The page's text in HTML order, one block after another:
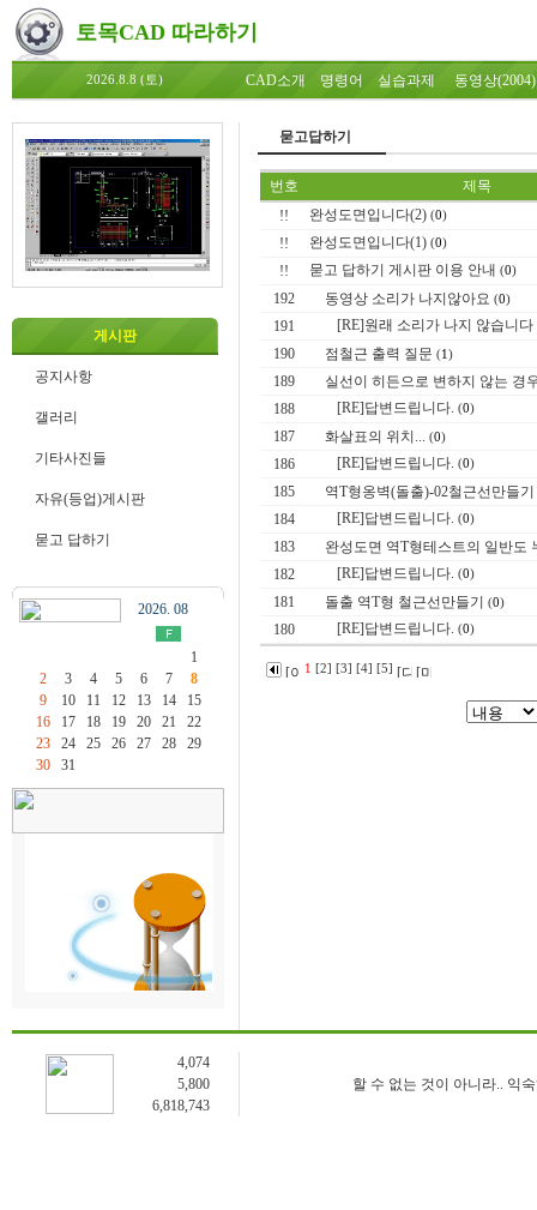
토목CAD 따라하기
2026.8.8 (토) CAD소개 명령어 실습과제 동영상(2004)
게시판
공지사항
갤러리
기타사진들
자유(등업)게시판
묻고 답하기
2026. 08
1
2
3 4 5 6 7
8
9
10 11 12 13 14
15
16
17 18 19 20 21
22
23
24 25 26 27 28
29
30
31
묻고답하기
번호
제목
!!
완성도면입니다(2) (0)
!! 완성도면입니다(1) (0)
!! 묻고 답하기 게시판 이용 안내 (0)
192 동영상 소리가 나지않아요 (0)
191
[RE]원래 소리가 나지 않습니다
190
점철근 출력 질문 (1 )
189
실선이 히든으로 변하지 않는 경
188
[RE]답변드립니다. (0)
187 화살표의 위치... (0)
186 [RE]답변드립니다. (0)
185
역T형옹벽(돌출)-02철근선만들기
184
[RE]답변드립니다. (0)
183
완성도면 역T형테스트의 일반도
182
[RE]답변드립니다. (0)
181 돌출 역T형 철근선만들기 (0)
180 [RE]답변드립니다. (0)
1 [2] [3] [4] [5]
4,074
5,800
6,818,743
할 수 없는 것이 아니라.. 익